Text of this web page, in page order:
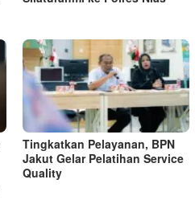
Tingkatkan Pelayanan, BPN
Jakut Gelar Pelatihan Service
Quality